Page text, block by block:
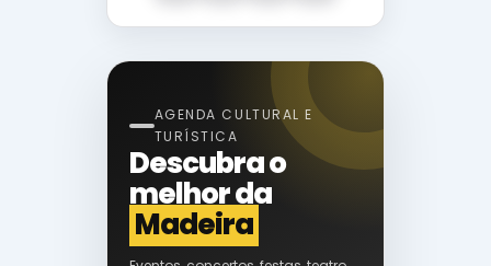
AGENDA CULTURAL E
TURÍSTICA
Descubra o
melhor da
Madeira